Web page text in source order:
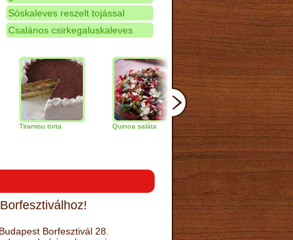
Sóskaleves reszelt tojással
Csalános csirkegaluskaleves
torta Quinoa saláta Mandulás kifli
Borfesztivál 28.